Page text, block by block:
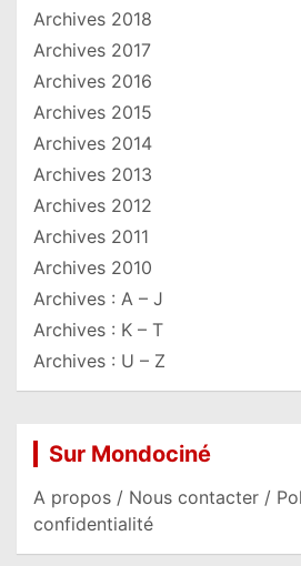
Archives 2018
Archives 2017
Archives 2016
Archives 2015
Archives 2014
Archives 2013
Archives 2012
Archives 2011
Archives 2010
Archives : A – J
Archives : K – T
Archives : U – Z
Sur Mondociné
A propos / Nous contacter /
confidentialité